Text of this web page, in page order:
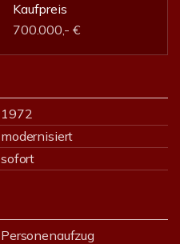
Kaufpreis
700.000,- €
1972
modernisiert
sofort
Personenaufzug